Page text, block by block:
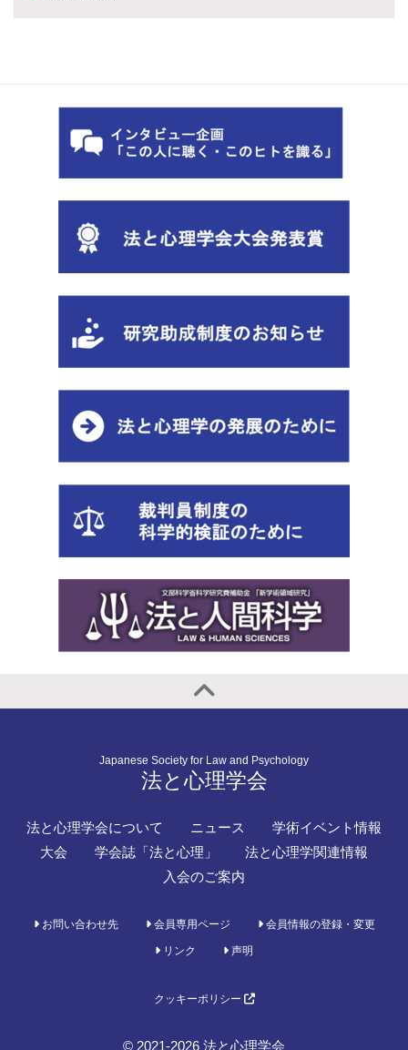
Japanese Society for Law and Psychology
法と心理学会
法と心理学会について ニュース
学術イベント情報
大会
学会誌「法と心理」
法と心理学関連情報
入会のご案内
お問い合わせ先 会員専用ページ 会員情報の登録・変更
リンク 声明
クッキーポリシー
© 2021-2026 法と心理学会